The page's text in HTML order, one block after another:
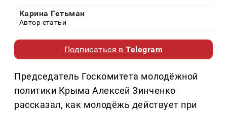
Карина Гетьман
Автор статьи
Подписаться вTelegram
Председатель Госкомитета молодёжной
политики Крыма Алексей Зинченко
рассказал, как молодёжь действует при